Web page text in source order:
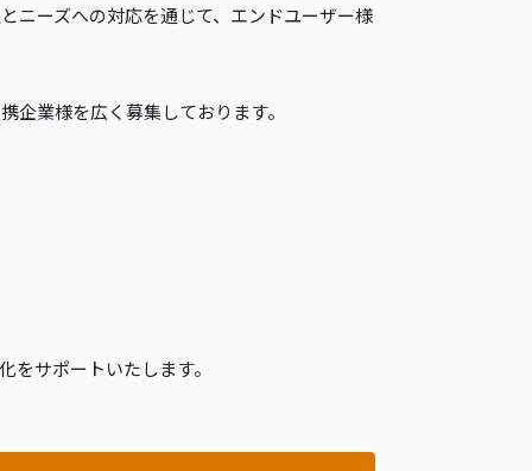
ニーズへの対応を通じて、エンドユーザー様
業様を広く募集しております。
サポートいたします。